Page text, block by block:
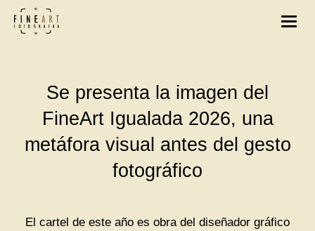
Se presenta la imagen del
FineArt Igualada 2026, una
metáfora visual antes del gesto
fotográfico
El cartel de este año es obra del diseñador gráfico